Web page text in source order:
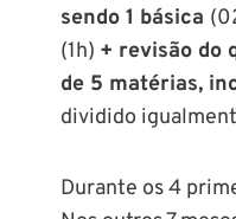
sendo 1 básica
(1h) + revisão do
de 5 matérias,
dividido
Durante os 4